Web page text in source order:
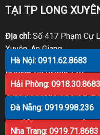
TẠI TP LONG
Địa chỉ:Số 417 Phạm Cự
Xuyên, An Giang
Hotline: 0919.998.236
TẠI TP RẠCH GIÁ
Địa chỉ:
P30 Căn 07 Trần
Hà Nội: 0911.62.8683
Hải Phòng: 0918.30.8683
Đà Nẵng: 0919.998.236
Nha Trang: 0919.71.8683